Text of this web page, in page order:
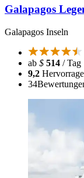
Galapagos
Galapagos Inseln
ab $ 514 / Tag
9,2
34